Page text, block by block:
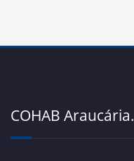
COHAB Araucária.